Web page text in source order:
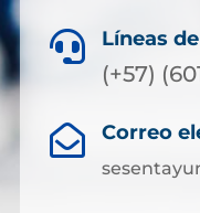
 Líneas
(+57)
 Correo